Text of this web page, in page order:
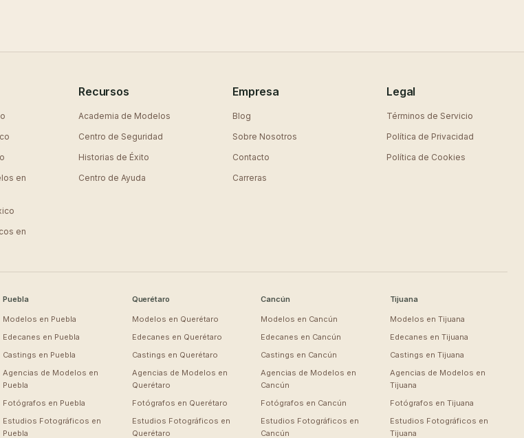
en
en
Recursos
Academia de Modelos
Centro de Seguridad
Historias de Éxito
Centro de Ayuda
Empresa
Blog
Sobre Nosotros
Contacto
Carreras
Legal
Términos de Servicio
Política de Privacidad
Política de Cookies
Puebla
Modelos en Puebla
Edecanes en Puebla
Castings en Puebla
Agencias de Modelos en
Puebla
Fotógrafos en Puebla
Estudios Fotográficos en
Puebla
Querétaro
Modelos en Querétaro
Edecanes en Querétaro
Castings en Querétaro
Agencias de Modelos en
Querétaro
Fotógrafos en Querétaro
Estudios Fotográficos en
Querétaro
Cancún
Modelos en Cancún
Edecanes en Cancún
Castings en Cancún
Agencias de Modelos en
Cancún
Fotógrafos en Cancún
Estudios Fotográficos en
Cancún
Tijuana
Modelos en Tijuana
Edecanes en Tijuana
Castings en Tijuana
Agencias de Modelos en
Tijuana
Fotógrafos en Tijuana
Estudios Fotográficos en
Tijuana